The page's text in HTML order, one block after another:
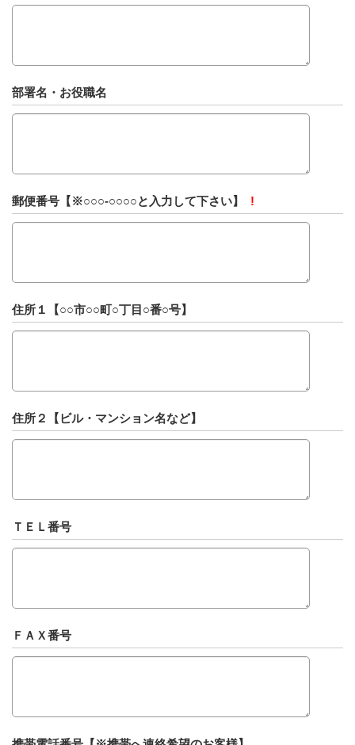
部署名・お役職名
郵便番号【※○○○-○○○○と入力して下さい】 !
住所１【○○市○○町○丁目○番○号】
住所２【ビル・マンション名など】
ＴＥＬ番号
ＦＡＸ番号